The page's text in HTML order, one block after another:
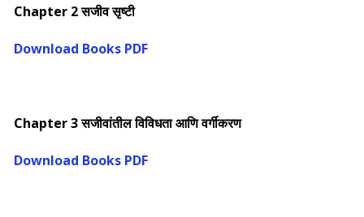
Chapter 2 सजीव सृष्टी
Download Books PDF
Chapter 3 सजीवांतील विविधता आणि वर्गीकरण
Download Books PDF